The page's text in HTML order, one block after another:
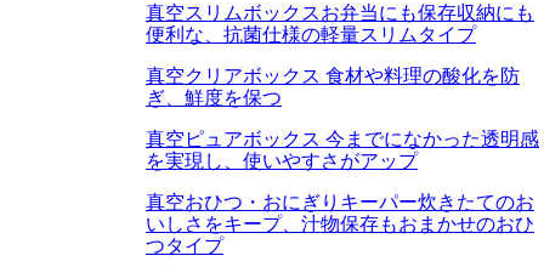
真空スリムボックスお弁当にも保存収納にも
便利な、抗菌仕様の軽量スリムタイプ
真空クリアボックス 食材や料理の酸化を防
ぎ、鮮度を保つ
真空ピュアボックス 今までになかった透明感
を実現し、使いやすさがアップ
真空おひつ・おにぎりキーパー炊きたてのお
いしさをキープ、汁物保存もおまかせのおひ
つタイプ